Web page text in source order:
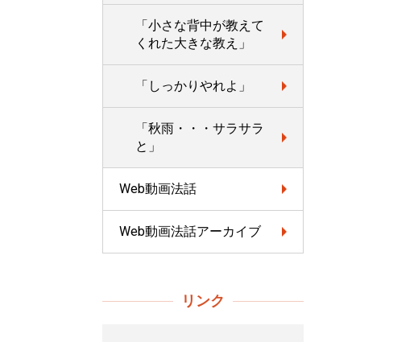
「小さな背中が教えて
くれた大きな教え」
「しっかりやれよ」
「秋雨・・・サラサラ
と」
Web動画法話
Web動画法話アーカイブ
リンク